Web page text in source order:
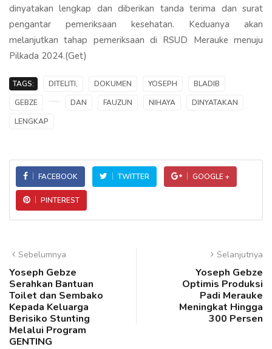
dinyatakan lengkap dan diberikan tanda terima dan surat
pengantar pemeriksaan kesehatan. Keduanya akan
melanjutkan tahap pemeriksaan di RSUD Merauke menuju
Pilkada 2024.(Get)
TAGS: DITELITI, DOKUMEN YOSEPH
BLADIB
GEBZE
DAN FAUZUN NIHAYA
DINYATAKAN
LENGKAP
FACEBOOK TWITTER GOOGLE +
PINTEREST
Sebelumnya
Yoseph Gebze
Serahkan Bantuan
Toilet dan Sembako
Kepada Keluarga
Berisiko Stunting
Melalui Program
GENTING
Selanjutnya
Yoseph Gebze
Optimis Produksi
Padi Merauke
Meningkat Hingga
300 Persen